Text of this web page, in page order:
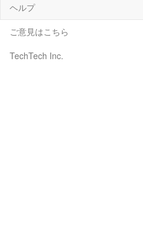
ヘルプ
ご意見はこちら
TechTech Inc.